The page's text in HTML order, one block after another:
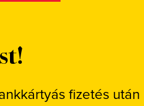
fizetés után